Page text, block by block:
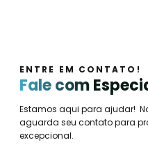
ENTRE EM CONTATO!
Fale com
Estamos aqui para ajudar!
aguarda seu contato para
excepcional.